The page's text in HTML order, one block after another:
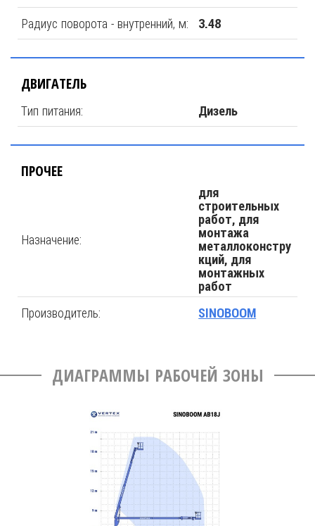
Радиус поворота - внутренний, м: 3.48
ДВИГАТЕЛЬ
Тип питания: Дизель
ПРОЧЕЕ
Назначение:
для
строительных
работ, для
монтажа
металлоконстру
кций, для
монтажных
работ
Производитель: SINOBOOM
ДИАГРАММЫ РАБОЧЕЙ ЗОНЫ